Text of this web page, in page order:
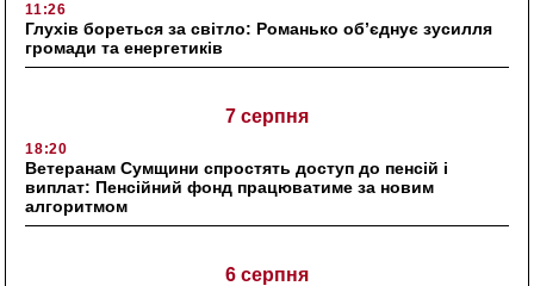
11:26
Глухів бореться за світло: Романько об’єднує зусилля
громади та енергетиків
7 серпня
18:20
Ветеранам Сумщини спростять доступ до пенсій і
виплат: Пенсійний фонд працюватиме за новим
алгоритмом
6 серпня